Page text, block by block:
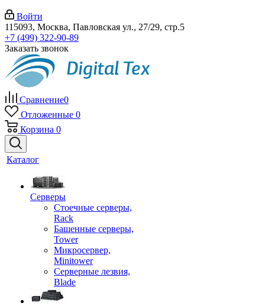
Войти
115093, Москва, Павловская ул., 27/29, стр.5
+7 (499) 322-90-89
Заказать звонок
Сравнение0
Отложенные 0
Корзина 0
Каталог
Серверы
Стоечные серверы,
Rack
Башенные серверы,
Tower
Микросервер,
Minitower
Серверные лезвия,
Blade